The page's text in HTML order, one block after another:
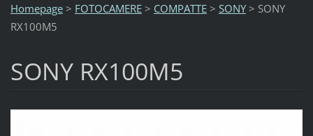
Homepage > FOTOCAMERE > COMPATTE > SONY > SONY
RX100M5
SONY RX100M5